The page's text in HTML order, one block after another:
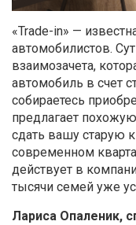
«Trade-in» —
автомобилистов.
взаимозачета,
автомобиль в счет
собираетесь
предлагает
сдать вашу старую
современном
действует в
тысячи семей уже
Лариса Опаленик,